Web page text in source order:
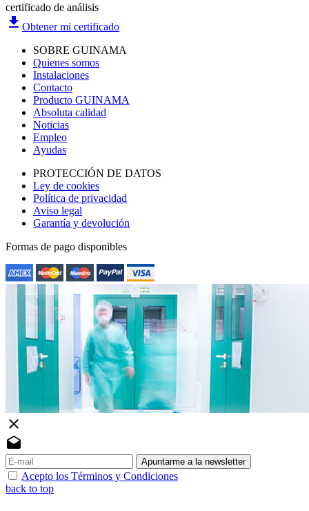
certificado de análisis
file_download Obtener mi certificado
SOBRE GUINAMA
Quienes somos
Instalaciones
Contacto
Producto GUINAMA
Absoluta calidad
Noticias
Empleo
Ayudas
PROTECCIÓN DE DATOS
Ley de cookies
Política de privacidad
Aviso legal
Garantía y devolución
Formas de pago disponibles
close
drafts
Apuntarme a la newsletter
Acepto los Términos y Condiciones
back to top